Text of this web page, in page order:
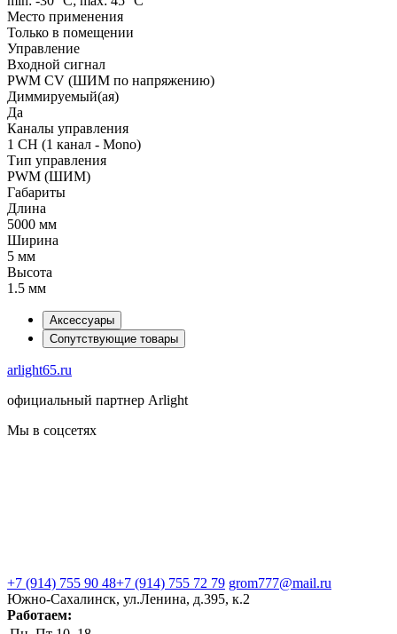
Место применения
Только в помещении
Управление
Входной сигнал
PWM СV (ШИМ по напряжению)
Диммируемый(ая)
Да
Каналы управления
1 CH (1 канал - Mono)
Тип управления
PWM (ШИМ)
Габариты
Длина
5000 мм
Ширина
5 мм
Высота
1.5 мм
Аксессуары
Сопутствующие товары
arlight65.ru
официальный партнер Arlight
Мы в соцсетях
+7 (914) 755 90 48+7 (914) 755 72 79 grom777@mail.ru
Южно-Сахалинск, ул.Ленина, д.395, к.2
Работаем: